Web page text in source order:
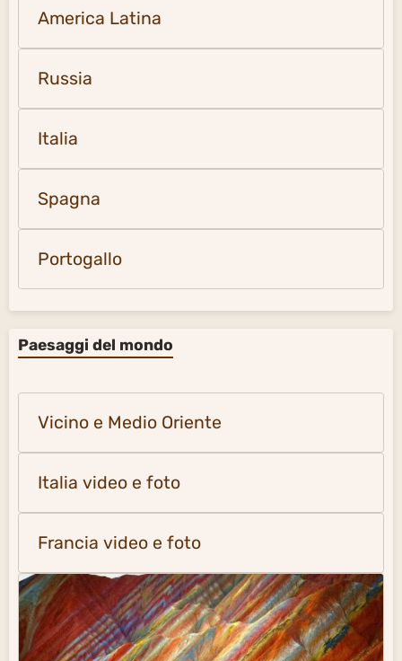
America Latina
Russia
Italia
Spagna
Portogallo
Paesaggi del mondo
Vicino e Medio Oriente
Italia video e foto
Francia video e foto